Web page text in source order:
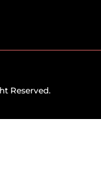
Reserved.